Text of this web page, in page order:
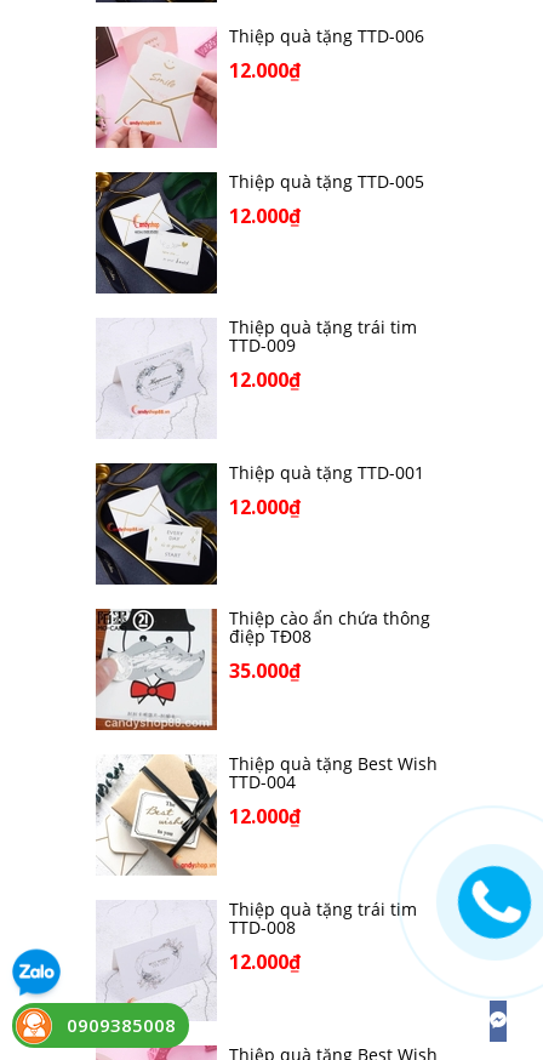
Thiệp quà tặng TTD-006
12.000₫
Thiệp quà tặng TTD-005
12.000₫
Thiệp quà tặng trái tim
TTD-009
12.000₫
Thiệp quà tặng TTD-001
12.000₫
Thiệp cào ẩn chứa thông
điệp TĐ08
35.000₫
Thiệp quà tặng Best Wish
TTD-004
12.000₫
Thiệp quà tặng trái tim
TTD-008
12.000₫
Thiệp quà tặng Best Wish
0909385008